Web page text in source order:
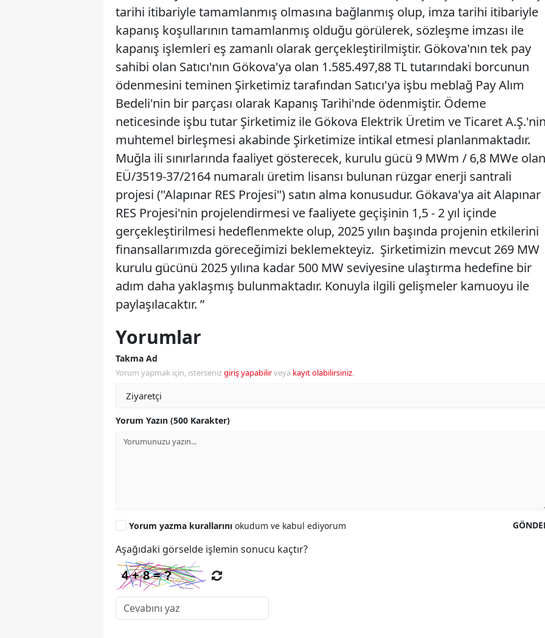
tarihi itibariyle tamamlanmış olmasına bağlanmış olup, imza tarihi itibariyle
kapanış koşullarının tamamlanmış olduğu görülerek, sözleşme imzası ile
kapanış işlemleri eş zamanlı olarak gerçekleştirilmiştir. Gökova'nın tek pay
sahibi olan Satıcı'nın Gökova'ya olan 1.585.497,88 TL tutarındaki borcunun
ödenmesini teminen Şirketimiz tarafından Satıcı'ya işbu meblağ Pay Alım
Bedeli'nin bir parçası olarak Kapanış Tarihi'nde ödenmiştir. Ödeme
neticesinde işbu tutar Şirketimiz ile Gökova Elektrik Üretim ve Ticaret
muhtemel birleşmesi akabinde Şirketimize intikal etmesi planlanmaktadır.
Muğla ili sınırlarında faaliyet gösterecek, kurulu gücü 9 MWm / 6,8 MWe
EÜ/3519-37/2164 numaralı üretim lisansı bulunan rüzgar enerji santrali
projesi ("Alapınar RES Projesi") satın alma konusudur. Gökava'ya ait Alapınar
RES Projesi'nin projelendirmesi ve faaliyete geçişinin 1,5 - 2 yıl içinde
gerçekleştirilmesi hedeflenmekte olup, 2025 yılın başında projenin etkilerini
finansallarımızda göreceğimizi beklemekteyiz. Şirketimizin mevcut 269 MW
kurulu gücünü 2025 yılına kadar 500 MW seviyesine ulaştırma hedefine bir
adım daha yaklaşmış bulunmaktadır. Konuyla ilgili gelişmeler kamuoyu ile
paylaşılacaktır. ”
Yorumlar
Takma Ad
Yorum yapmak için, istersenizgiriş yapabilirveya kayıt olabilirsiniz.
Yorum Yazın (500 Karakter)
Yorum yazma kurallarını okudum ve kabul ediyorum
Aşağıdaki görselde işlemin sonucu kaçtır?